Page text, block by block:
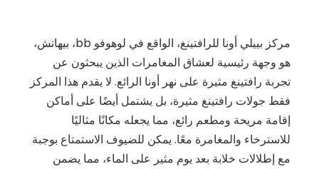
مركز بييلي أونا للرافتينغ، الواقع في لوهوفو bb، بيهاتش،
هو وجهة رئيسية لعشاق المغامرات الذين يبحثون عن
تجربة رافتينغ مثيرة على نهر أونا الرائع. لا يقدم هذا المركز
فقط جولات رافتينغ مثيرة، بل يشتمل أيضًا على أماكن
إقامة مريحة ومطعم رائع، مما يجعله مكانًا مثاليًا
للاسترخاء والمغامرة معًا. يمكن للضيوف الاستمتاع بوجبة
مع إطلالات خلابة بعد يوم مثير على الماء، مما يضمن